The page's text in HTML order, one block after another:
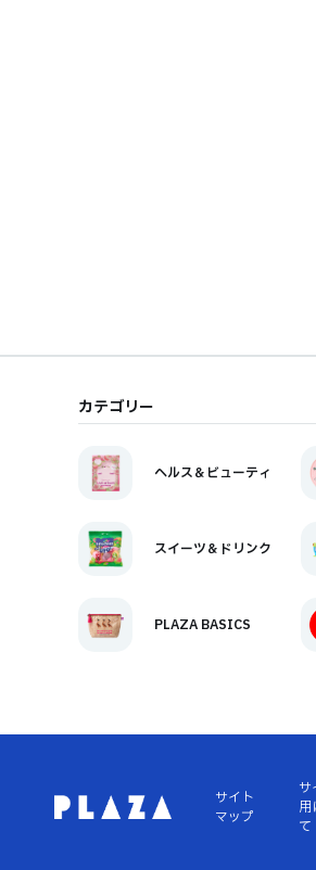
カテゴリー
ヘルス＆ビューティ
スイーツ＆ドリンク
PLAZA BASICS
サイト
マップ
サ
用
て